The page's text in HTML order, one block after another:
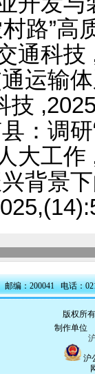
路”
通科技
运输
技
：调
大工作
背景
邮编：200041 电话：
版权所
制作单位
沪